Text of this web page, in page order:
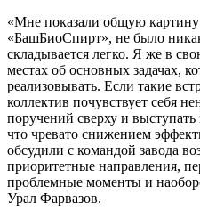
«Мне показали общую картину
«БашБиоСпирт», не было
складывается легко. Я же в
местах об основных задачах,
реализовывать. Если такие
коллектив почувствует себя
поручений сверху и
что чревато снижением
обсудили с командой завода
приоритетные направления,
проблемные моменты и
Урал Фарвазов.